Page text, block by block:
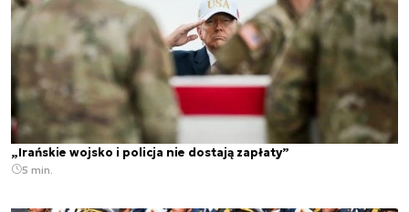
„Irańskie wojsko i policja nie dostają zapłaty”
5 min.